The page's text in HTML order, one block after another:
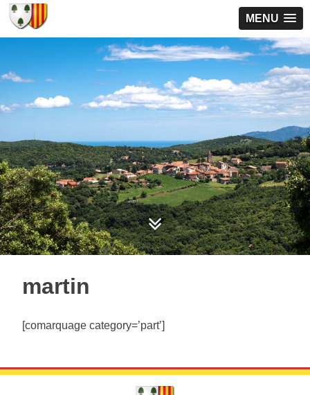
MENU
martin
[comarquage category=’part’]